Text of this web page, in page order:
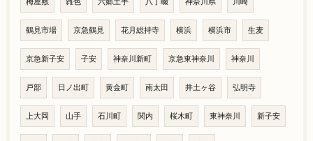
梅屋敷 雑色 六郷土手 八丁畷 神奈川県 川崎
鶴見市場 京急鶴見 花月総持寺 横浜 横浜市 生麦
京急新子安 子安 神奈川新町 京急東神奈川 神奈川
戸部 日ノ出町 黄金町 南太田 井土ヶ谷 弘明寺
上大岡 山手 石川町 関内 桜木町 東神奈川 新子安